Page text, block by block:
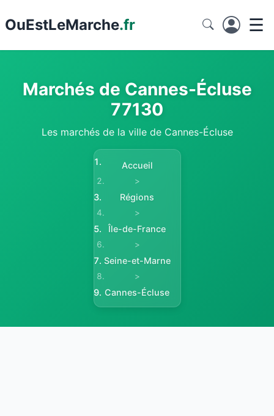
OuEstLeMarche.fr ☰
Marchés de Cannes-Écluse
77130
Les marchés de la ville de Cannes-Écluse
Accueil
>
Régions
>
Île-de-France
>
Seine-et-Marne
>
Cannes-Écluse